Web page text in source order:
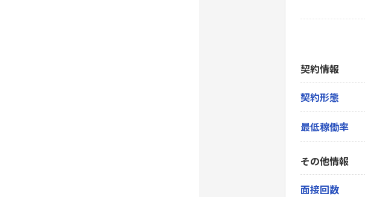
契約情報
契約形態
最低稼働率
その他情報
面接回数